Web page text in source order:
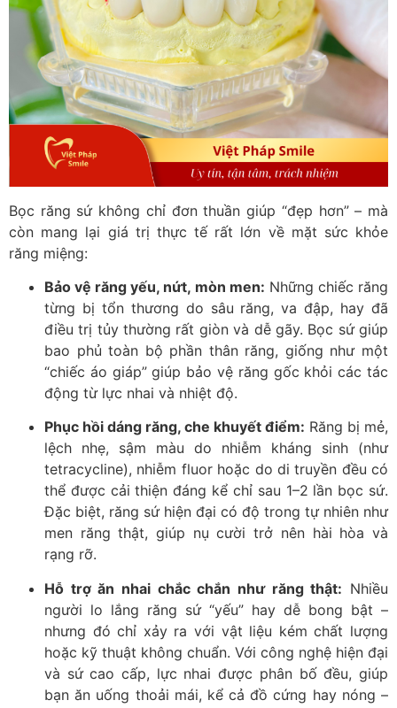
Bọc răng sứ không chỉ đơn thuần giúp “đẹp hơn” – mà
còn mang lại giá trị thực tế rất lớn về mặt sức khỏe
răng miệng:
Bảo vệ răng yếu, nứt, mòn men: Những chiếc răng
từng bị tổn thương do sâu răng, va đập, hay đã
điều trị tủy thường rất giòn và dễ gãy. Bọc sứ giúp
bao phủ toàn bộ phần thân răng, giống như một
“chiếc áo giáp” giúp bảo vệ răng gốc khỏi các tác
động từ lực nhai và nhiệt độ.
Phục hồi dáng răng, che khuyết điểm: Răng bị mẻ,
lệch nhẹ, sậm màu do nhiễm kháng sinh (như
tetracycline), nhiễm fluor hoặc do di truyền đều có
thể được cải thiện đáng kể chỉ sau 1–2 lần bọc sứ.
Đặc biệt, răng sứ hiện đại có độ trong tự nhiên như
men răng thật, giúp nụ cười trở nên hài hòa và
rạng rỡ.
Hỗ trợ ăn nhai chắc chắn như răng thật: Nhiều
người lo lắng răng sứ “yếu” hay dễ bong bật –
nhưng đó chỉ xảy ra với vật liệu kém chất lượng
hoặc kỹ thuật không chuẩn. Với công nghệ hiện đại
và sứ cao cấp, lực nhai được phân bố đều, giúp
bạn ăn uống thoải mái, kể cả đồ cứng hay nóng –